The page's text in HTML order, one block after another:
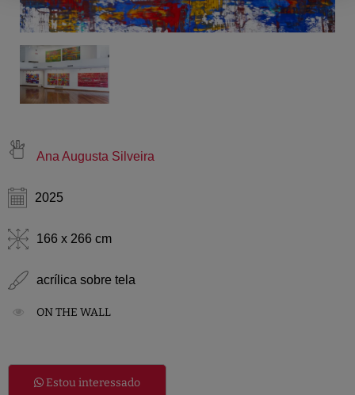
Ana Augusta Silveira
2025
166 x 266 cm
acrílica sobre tela
ON THE WALL
Estou interessado